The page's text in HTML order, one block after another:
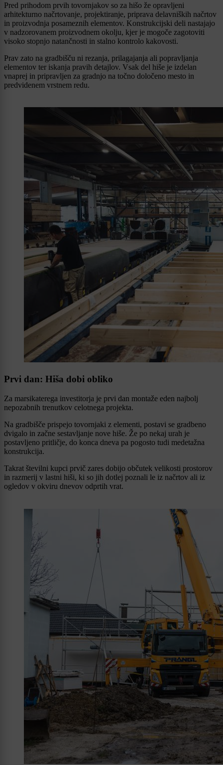
Pred prihodom prvih tovornjakov so za hišo že opravljeni
arhitekturno načrtovanje, projektiranje, priprava delavniških načrtov
in proizvodnja posameznih elementov. Konstrukcijski deli nastajajo
v nadzorovanem proizvodnem okolju, kjer je mogoče zagotoviti
visoko stopnjo natančnosti in stalno kontrolo kakovosti.
Prav zato na gradbišču ni rezanja, prilagajanja ali popravljanja
elementov ter iskanja pravih detajlov. Vsak del hiše je izdelan
vnaprej in pripravljen za gradnjo na točno določeno mesto in
predvidenem vrstnem redu.
Prvi dan: Hiša dobi obliko
Za marsikaterega investitorja je prvi dan montaže eden najbolj
nepozabnih trenutkov celotnega projekta.
Na gradbišče prispejo tovornjaki z elementi, postavi se gradbeno
dvigalo in začne sestavljanje nove hiše. Že po nekaj urah je
postavljeno pritličje, do konca dneva pa pogosto tudi medetažna
konstrukcija.
Takrat številni kupci prvič zares dobijo občutek velikosti prostorov
in razmerij v lastni hiši, ki so jih dotlej poznali le iz načrtov ali iz
ogledov v okviru dnevov odprtih vrat.